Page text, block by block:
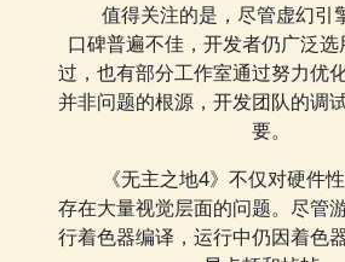
值得关注的是，尽管虚幻引
口碑普遍不佳，开发者仍广泛
过，也有部分工作室通过努力优
并非问题的根源，开发团队的调
要。
《无主之地4》不仅对硬件
存在大量视觉层面的问题。尽管
行着色器编译，运行中仍因着色